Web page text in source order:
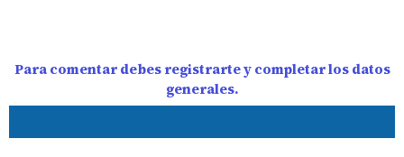
Para comentar debes registrarte y completar los datos
generales.